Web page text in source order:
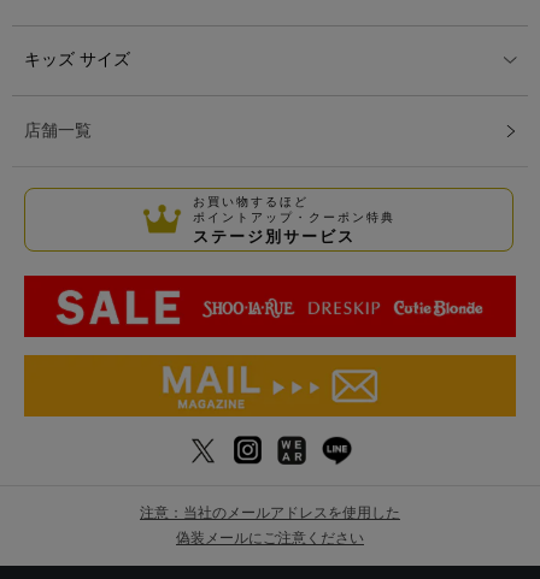
キッズ サイズ
店舗一覧
お買い物するほど
ポイントアップ・クーポン特典
ステージ別サービス
注意：当社のメールアドレスを使用した
偽装メールにご注意ください